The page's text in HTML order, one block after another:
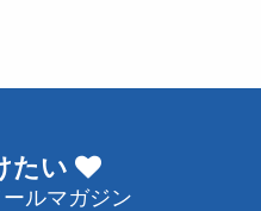
たい
ルマガジン